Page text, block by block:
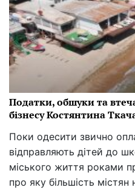
Податки, обшуки та
бізнесу Костянтина
Поки одесити звично
відправляють дітей до
міського життя роками
про яку більшість містян